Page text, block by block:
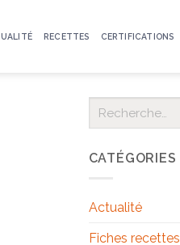
RECETTES CERTIFICATIONS
CATÉGORIES
Actualité
Fiches recettes